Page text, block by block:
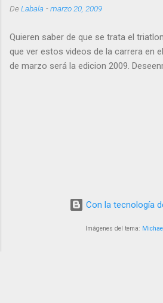
Pro Championship race with Ironman
provides breathtaking natural and
race routes and easy accessibility
international markets. Ironman 70.3
San Juan, Cancun and St. Croix.”
DeLabala -marzo 20, 2009
Quieren saber de que se trata el
que ver estos videos de la carrera en
de marzo será la edicion 2009.
Con la tecnología
Imágenes del tema: